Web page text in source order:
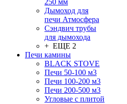
250 мм
Дымоход для
печи Атмосфера
Сэндвич трубы
для дымохода
+ ЕЩЕ 2
Печи камины
BLACK STOVE
Печи 50-100 м3
Печи 100-200 м3
Печи 200-500 м3
Угловые с плитой